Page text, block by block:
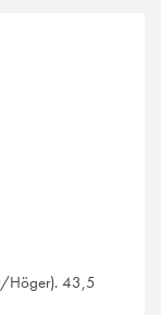
Höger). 43,5